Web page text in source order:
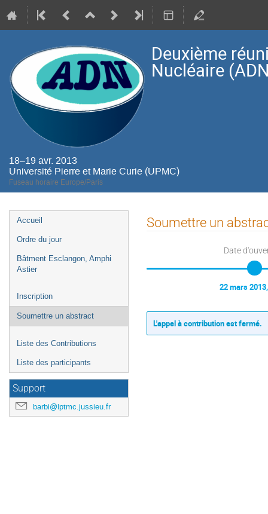
Deuxième
Nucléaire
18–19 avr. 2013
Université Pierre et Marie Curie (UPMC)
Fuseau horaire Europe/Paris
Menu
de
Accueil
Ordre du jour
Bâtment Esclangon, Amphi
Astier
Inscription
Soumettre un abstract
Liste des Contributions
Liste des participants
Support
barbi@lptmc.jussieu.fr
Soumettre un
Date
22 mars
L'appel à contribution est fermé.